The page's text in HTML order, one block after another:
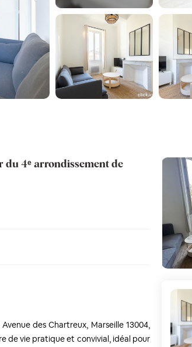
du 4ᵉ arrondissement de
des Chartreux, Marseille 13004,
de vie pratique et convivial, idéal pour